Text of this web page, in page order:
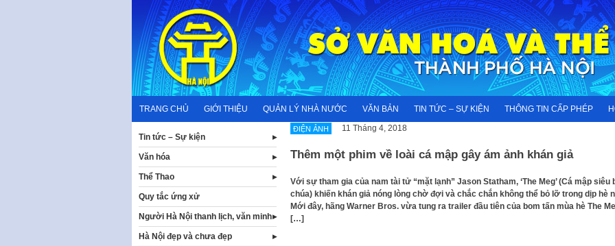
content
TRANG CHỦ GIỚI THIỆU QUẢN LÝ NHÀ NƯỚC VĂN BẢN TIN TỨC – SỰ KIỆN THÔNG TIN CẤP PHÉP
ĐIỆN ẢNH 11 Tháng 4, 2018
Thêm một phim về loài cá mập gây ám ảnh khán giả
Với sự tham gia của nam tài tử “mặt lạnh” Jason Statham, ‘The Meg’ (Cá mập siêu
chúa) khiến khán giả nóng lòng chờ đợi và chắc chắn không thể bỏ lỡ trong dịp hè
Mới đây, hãng Warner Bros. vừa tung ra trailer đầu tiên của bom tấn mùa hè The
[…]
Tin tức – Sự kiện
Văn hóa
Thể Thao
Quy tắc ứng xử
Người Hà Nội thanh lịch, văn minh
Hà Nội đẹp và chưa đẹp